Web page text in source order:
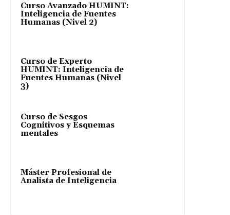
Curso Avanzado HUMINT:
Inteligencia de Fuentes
Humanas (Nivel 2)
Curso de Experto
HUMINT: Inteligencia de
Fuentes Humanas (Nivel
3)
Curso de Sesgos
Cognitivos y Esquemas
mentales
Máster Profesional de
Analista de Inteligencia